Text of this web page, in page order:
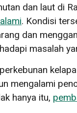
dan laut di
. Kondisi
dan
masalah
mengalami
hanya itu,